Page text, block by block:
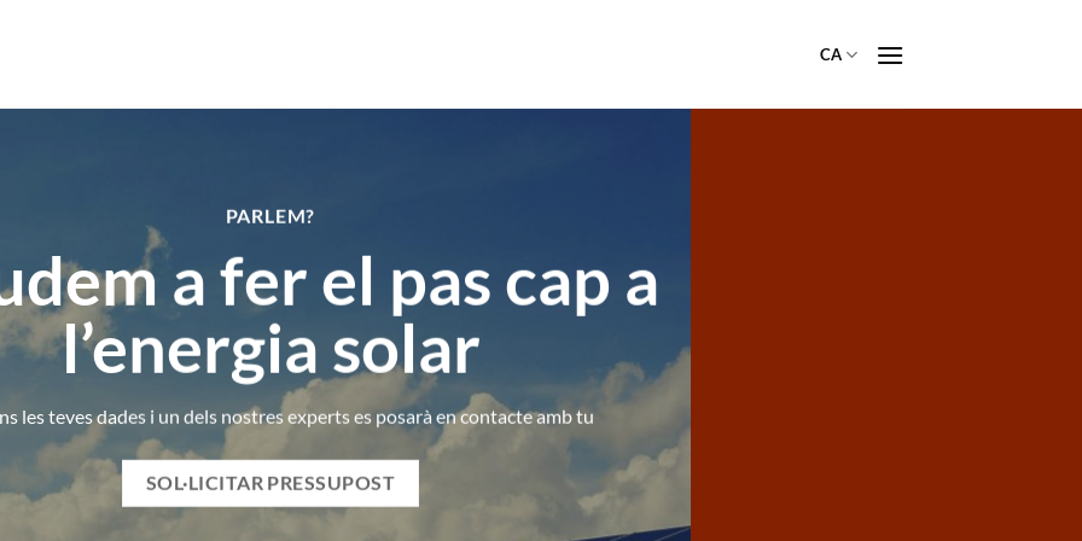
CA
PARLEM?
a fer el pas cap a
l’energia solar
les teves dades i un dels nostres experts es posarà en contacte amb tu
SOL·LICITAR PRESSUPOST